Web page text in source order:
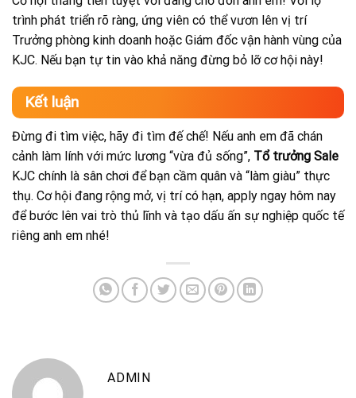
trình phát triển rõ ràng, ứng viên có thể vươn lên vị trí
Trưởng phòng kinh doanh hoặc Giám đốc vận hành vùng của
KJC. Nếu bạn tự tin vào khả năng đừng bỏ lỡ cơ hội này!
Kết luận
Đừng đi tìm việc, hãy đi tìm đế chế! Nếu anh em đã chán
cảnh làm lính với mức lương “vừa đủ sống”, Tổ trưởng Sale
KJC chính là sân chơi để bạn cầm quân và “làm giàu” thực
thụ. Cơ hội đang rộng mở, vị trí có hạn, apply ngay hôm nay
để bước lên vai trò thủ lĩnh và tạo dấu ấn sự nghiệp quốc tế
riêng anh em nhé!
ADMIN